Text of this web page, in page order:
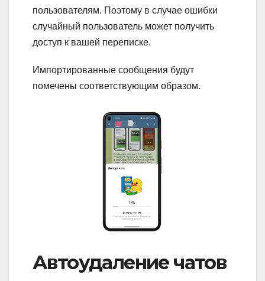
пользователям. Поэтому в случае ошибки
случайный пользователь может получить
доступ к вашей переписке.
Импортированные сообщения будут
помечены соответствующим образом.
Автоудаление чатов